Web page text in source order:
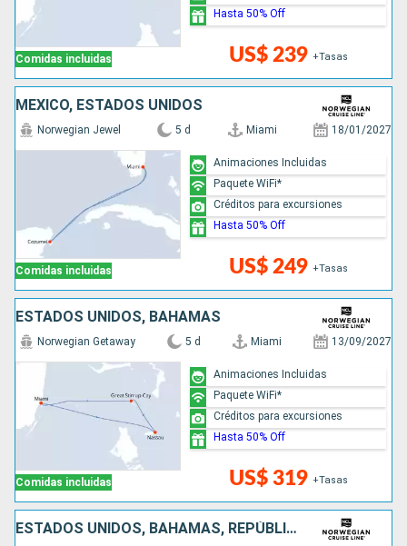
Comidas incluidas US$ 239 +Tasas
Hasta 50% Off
MÉXICO, ESTADOS UNIDOS
Comidas incluidas
Norwegian Jewel 5 d Miami 18/01/2027
US$ 249 +Tasas
Animaciones Incluidas
Paquete WiFi*
Créditos para excursiones
Hasta 50% Off
ESTADOS UNIDOS, BAHAMAS
Comidas incluidas
Norwegian Getaway 5 d Miami 13/09/2027
US$ 319 +Tasas
Animaciones Incluidas
Paquete WiFi*
Créditos para excursiones
Hasta 50% Off
ESTADOS UNIDOS, BAHAMAS, REPÚBLICA DOMINICANA